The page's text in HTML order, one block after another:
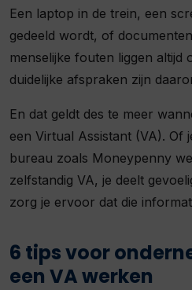
Een laptop in de trein, een
gedeeld wordt, of
menselijke fouten liggen altijd
duidelijke afspraken zijn
En dat geldt des te meer
een Virtual Assistant (VA). Of
bureau zoals Moneypenny
zelfstandig VA, je deelt
zorg je ervoor dat die
6 tips voor
een VA werken